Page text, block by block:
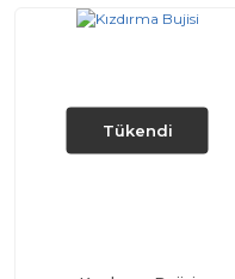
Tükendi